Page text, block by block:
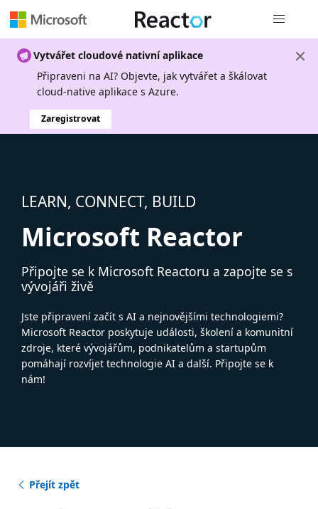
Vytvářet cloudové nativní aplikace
Připraveni na AI? Objevte, jak vytvářet a škálovat
cloud-native aplikace s Azure.
Zaregistrovat
LEARN, CONNECT, BUILD
Microsoft Reactor
Připojte se k Microsoft Reactoru a zapojte se s
vývojáři živě
Jste připravení začít s AI a nejnovějšími technologiemi?
Microsoft Reactor poskytuje události, školení a komunitní
zdroje, které vývojářům, podnikatelům a startupům
pomáhají rozvíjet technologie AI a další. Připojte se k
nám!
Přejít zpět